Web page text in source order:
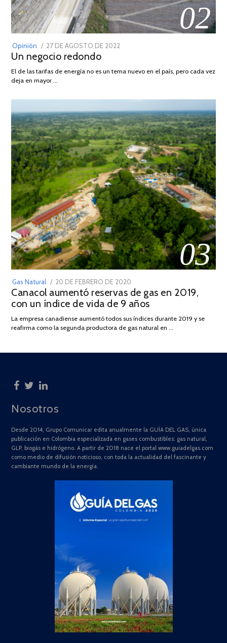
02
Opinión
POSTED
ON
27 DE AGOSTO DE 2022
DE
Un negocio redondo
El de las tarifas de energía no es un tema nuevo en el país, pero cada vez
deja en mayor …
03
Gas Natural
POSTED
ON
20 DE FEBRERO DE 2020
DE
JULIO
2025
Canacol aumentó reservas de gas en 2019,
con un índice de vida de 9 años
La empresa canadiense aumentó todos sus índices durante 2019 y se
reafirma como la segunda productora de gas natural en …
Nosotros
Desde 2014, Grupo Comunicar edita anualmente la GUÍA DEL GAS, única
publicación en Colombia especializada en gases combustibles: gas natural,
GLP, biogás e hidrógeno. A partir de 2018 nace el portal www.guiadelgas.com
como medio de difusión noticioso, con toda la actualidad del fascinante y
cambiante mundo de la energía.